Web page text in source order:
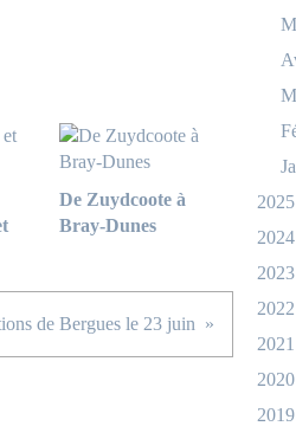
De Zuydcoote à
Bray-Dunes
de Bergues le 23 juin
2025
2024
2023
2022
2021
2020
2019